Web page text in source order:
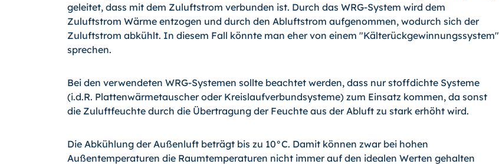
geleitet, dass mit dem Zuluftstrom verbunden ist. Durch das WRG-System wird dem
Zuluftstrom Wärme entzogen und durch den Abluftstrom aufgenommen, wodurch sich der
Zuluftstrom abkühlt. In diesem Fall könnte man eher von einem "Kälterückgewinnungssystem"
sprechen.
Bei den verwendeten WRG-Systemen sollte beachtet werden, dass nur stoffdichte Systeme
(i.d.R. Plattenwärmetauscher oder Kreislaufverbundsysteme) zum Einsatz kommen, da sonst
die Zuluftfeuchte durch die Übertragung der Feuchte aus der Abluft zu stark erhöht wird.
Die Abkühlung der Außenluft beträgt bis zu 10°C. Damit können zwar bei hohen
Außentemperaturen die Raumtemperaturen nicht immer auf den idealen Werten gehalten